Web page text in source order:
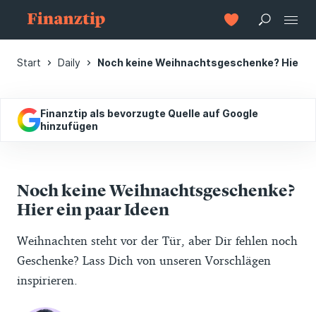
Start Daily Noch keine Weihnachtsgeschenke? Hier
Finanztip als bevorzugte Quelle auf Google
hinzufügen
Noch keine Weihnachtsgeschenke?
Hier ein paar Ideen
Weihnachten steht vor der Tür, aber Dir fehlen noch
Geschenke? Lass Dich von unseren Vorschlägen
inspirieren.